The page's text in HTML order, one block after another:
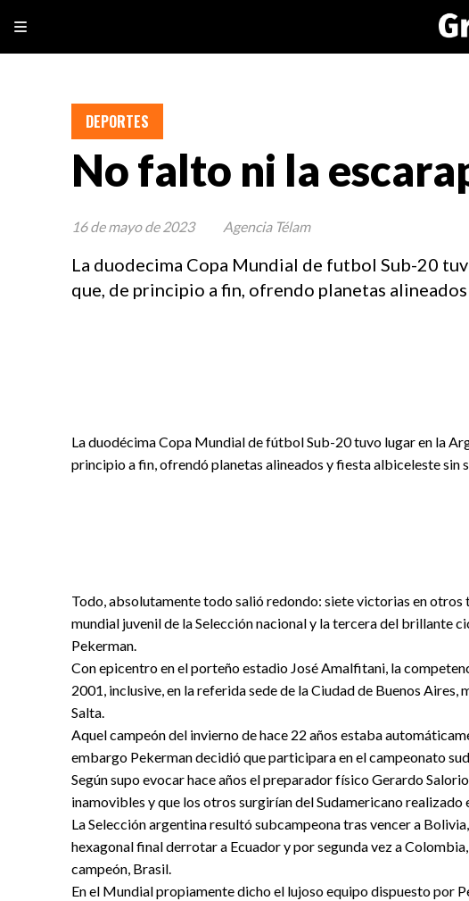
No falto ni la
La duodecima Copa Mundial de futbol Sub-20
que, de principio a fin, ofrendo planetas
DEPORTES
16 de mayo de 2023 Agencia Télam
La duodécima Copa Mundial de fútbol Sub-20 tuvo lugar en la
principio a fin, ofrendó planetas alineados y fiesta albiceleste sin
Todo, absolutamente todo salió redondo: siete victorias en
mundial juvenil de la Selección nacional y la tercera del brillante
Pekerman.
Con epicentro en el porteño estadio José Amalfitani, la
2001, inclusive, en la referida sede de la Ciudad de Buenos
Salta.
Aquel campeón del invierno de hace 22 años estaba
embargo Pekerman decidió que participara en el campeonato
Según supo evocar hace años el preparador físico Gerardo
inamovibles y que los otros surgirían del Sudamericano realizado
La Selección argentina resultó subcampeona tras vencer a
hexagonal final derrotar a Ecuador y por segunda vez a
campeón, Brasil.
En el Mundial propiamente dicho el lujoso equipo dispuesto por